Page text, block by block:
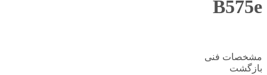
B575e
مشخصات فنی
بازگشت